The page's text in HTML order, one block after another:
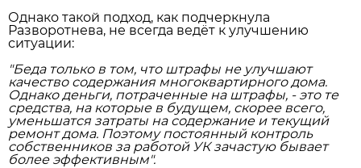
Однако такой подход, как подчеркнула
Разворотнева, не всегда ведёт к улучшению
ситуации:
"Беда только в том, что штрафы не улучшают
качество содержания многоквартирного дома.
Однако деньги, потраченные на штрафы, - это те
средства, на которые в будущем, скорее всего,
уменьшатся затраты на содержание и текущий
ремонт дома. Поэтому постоянный контроль
собственников за работой УК зачастую бывает
более эффективным".